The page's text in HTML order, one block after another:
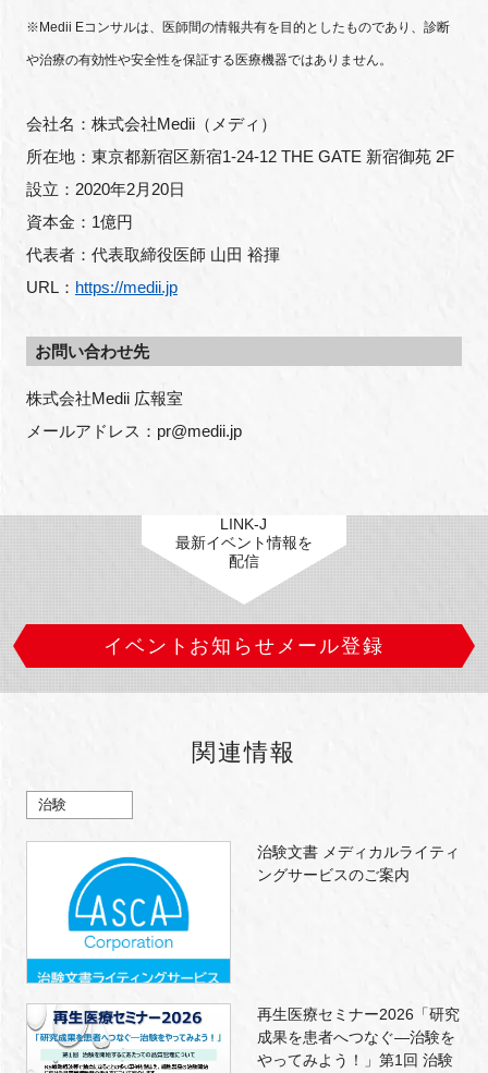
※Medii Eコンサルは、医師間の情報共有を目的としたものであり、診断
や治療の有効性や安全性を保証する医療機器ではありません。
会社名：株式会社Medii（メディ）
所在地：東京都新宿区新宿1-24-12 THE GATE 新宿御苑 2F
設立：2020年2月20日
資本金：1億円
代表者：代表取締役医師 山田 裕揮
URL： https://medii.jp
お問い合わせ先
株式会社Medii 広報室
メールアドレス：pr@medii.jp
LINK-J
最新イベント情報を
配信
イベントお知らせメール登録
関連情報
治験
治験文書 メディカルライティ
ングサービスのご案内
再生医療セミナー2026「研究
成果を患者へつなぐ―治験を
やってみよう！」第1回 治験